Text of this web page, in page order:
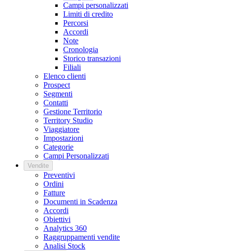
Campi personalizzati
Limiti di credito
Percorsi
Accordi
Note
Cronologia
Storico transazioni
Filiali
Elenco clienti
Prospect
Segmenti
Contatti
Gestione Territorio
Territory Studio
Viaggiatore
Impostazioni
Categorie
Campi Personalizzati
Vendite
Preventivi
Ordini
Fatture
Documenti in Scadenza
Accordi
Obiettivi
Analytics 360
Raggruppamenti vendite
Analisi Stock